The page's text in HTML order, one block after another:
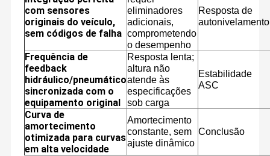
com sensores
originais do veículo,
sem códigos de falha
eliminadores
adicionais,
comprometendo
o desempenho
Resposta de
autonivelamento
Frequência de
feedback
hidráulico/pneumático
sincronizada com o
equipamento original
Resposta lenta;
altura não
atende às
especificações
sob carga
Estabilidade
ASC
Curva de
amortecimento
otimizada para curvas
em alta velocidade
Amortecimento
constante, sem
ajuste dinâmico
Conclusão